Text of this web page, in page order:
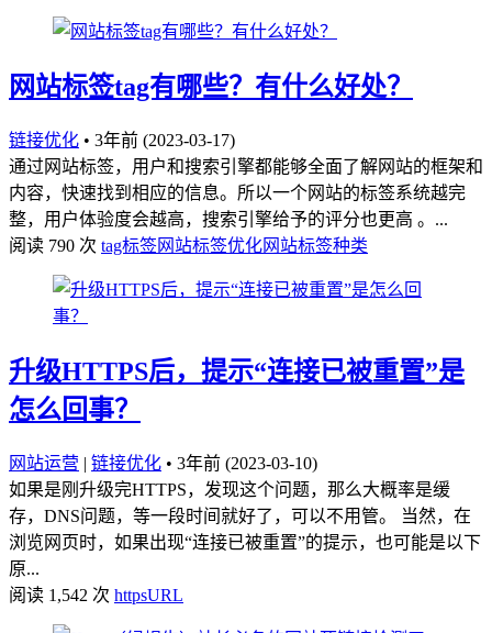
网站标签tag有哪些？有什么好处？
链接优化 • 3年前 (2023-03-17)
通过网站标签，用户和搜索引擎都能够全面了解网站的框架和
内容，快速找到相应的信息。所以一个网站的标签系统越完
整，用户体验度会越高，搜索引擎给予的评分也更高 。...
阅读 790 次 tag标签网站标签优化网站标签种类
升级HTTPS后，提示“连接已被重置”是
怎么回事？
网站运营 | 链接优化 • 3年前 (2023-03-10)
如果是刚升级完HTTPS，发现这个问题，那么大概率是缓
存，DNS问题，等一段时间就好了，可以不用管。 当然，在
浏览网页时，如果出现“连接已被重置”的提示，也可能是以下
原...
阅读 1,542 次 httpsURL